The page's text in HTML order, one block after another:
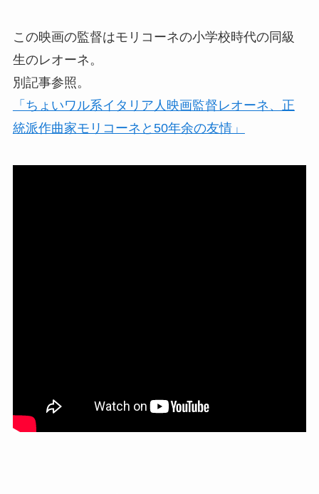
この映画の監督はモリコーネの小学校時代の同級
生のレオーネ。
別記事参照。
「ちょいワル系イタリア人映画監督レオーネ、正
統派作曲家モリコーネと50年余の友情」